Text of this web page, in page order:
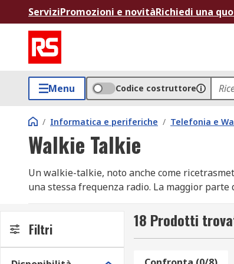
ServiziPromozioni e novitàRichiedi una
Menu Codice costruttore
/ Informatica e periferiche / Telefonia e
Walkie Talkie
Un walkie-talkie, noto anche come
una stessa frequenza radio. La maggior
licenza PMR446 e sono compatibili con
privato.TipiLe radio bidirezionali possono
Quando l'operatore preme il pulsante per
Filtri 18 Prodotti